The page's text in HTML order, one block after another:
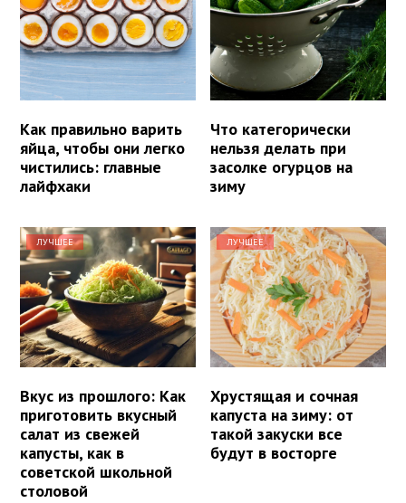
Как правильно варить
яйца, чтобы они легко
чистились: главные
лайфхаки
Что категорически
нельзя делать при
засолке огурцов на
зиму
ЛУЧШЕЕ
Вкус из прошлого: Как
приготовить вкусный
салат из свежей
капусты, как в
советской школьной
столовой
ЛУЧШЕЕ
Хрустящая и сочная
капуста на зиму: от
такой закуски все
будут в восторге